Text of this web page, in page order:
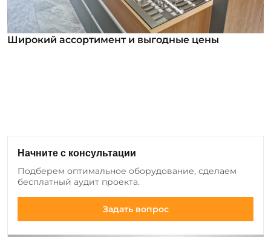
Широкий ассортимент и выгодные цены
добавляем новые позиции оборудования и
инструмента, а также совершенствуем
существующие модели.
Начните с консультации
Подберем оптимальное оборудование, сделаем
бесплатный аудит проекта.
Задать вопрос